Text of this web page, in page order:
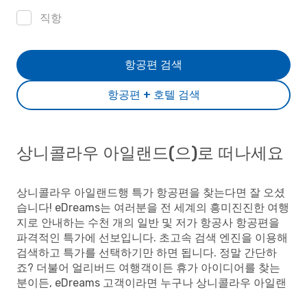
직항
항공편 + 호텔 검색
항공편 검색
상니콜라우 아일랜드(으)로 떠나세요
상니콜라우 아일랜드행 특가 항공편을 찾는다면 잘 오셨
습니다! eDreams는 여러분을 전 세계의 흥미진진한 여행
지로 안내하는 수천 개의 일반 및 저가 항공사 항공편을
파격적인 특가에 선보입니다. 초고속 검색 엔진을 이용해
검색하고 특가를 선택하기만 하면 됩니다. 정말 간단하
죠? 더불어 얼리버드 여행객이든 휴가 아이디어를 찾는
분이든, eDreams 고객이라면 누구나 상니콜라우 아일랜